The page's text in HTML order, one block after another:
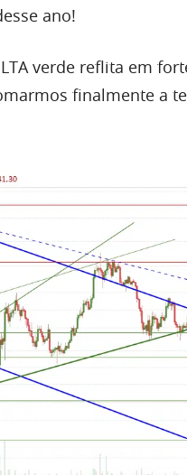
ano!
verde reflita em
finalmente a